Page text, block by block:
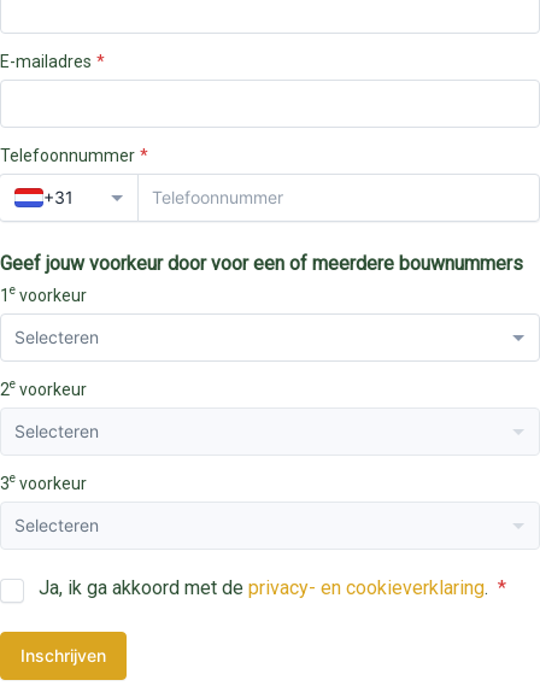
E-mailadres
Telefoonnummer
+31
Geef jouw voorkeur door voor een of meerdere bouwnummers
1 e voorkeur
2e voorkeur
3e voorkeur
Ja, ik ga akkoord met de privacy- en cookieverklaring.
Inschrijven